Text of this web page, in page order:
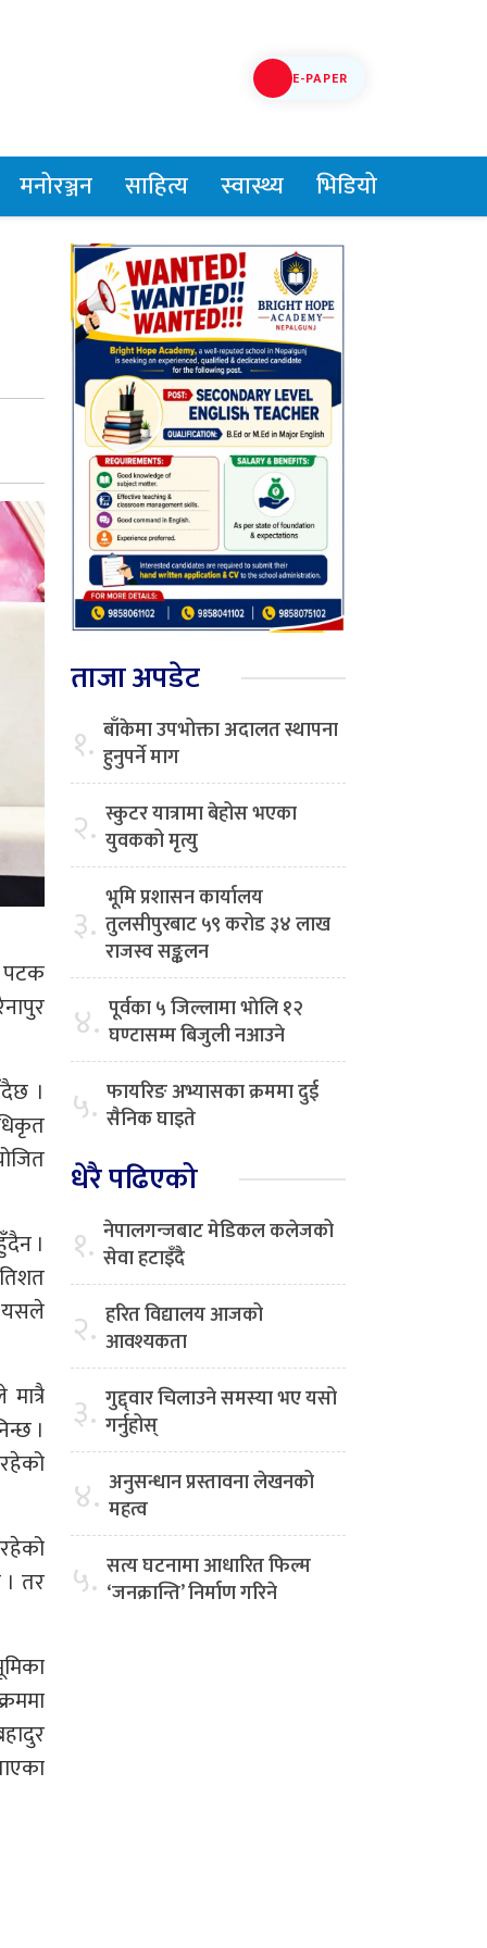
E-PAPER
मनोरञ्जन साहित्य स्वास्थ्य भिडियो
पटक
।
।
।
। तर
ताजा अपडेट
१. बाँकेमा उपभोक्ता अदालत स्थापना
हुनुपर्ने माग
२. स्कुटर यात्रामा बेहोस भएका
युवकको मृत्यु
३. भूमि प्रशासन कार्यालय
तुलसीपुरबाट ५९ करोड ३४ लाख
राजस्व सङ्कलन
४. पूर्वका ५ जिल्लामा भाेलि १२
घण्टासम्म बिजुली नआउने
५. फायरिङ अभ्यासका क्रममा दुई
सैनिक घाइते
धेरै पढिएको
१. नेपालगन्जबाट मेडिकल कलेजको
सेवा हटाइँदै
२. हरित विद्यालय आजको
आवश्यकता
३. गुद्द्वार चिलाउने समस्या भए यसो
गर्नुहोस्
४. अनुसन्धान प्रस्तावना लेखनको
महत्व
५. सत्य घटनामा आधारित फिल्म
‘जनक्रान्ति’ निर्माण गरिने